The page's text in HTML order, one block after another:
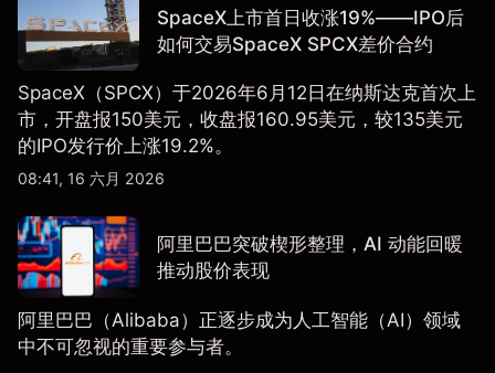
SpaceX上市首日收涨19%——IPO后
如何交易SpaceX SPCX差价合约
SpaceX（SPCX）于2026年6月12日在纳斯达克首次上
市，开盘报150美元，收盘报160.95美元，较135美元
的IPO发行价上涨19.2%。
08:41, 16 六月 2026
阿里巴巴突破楔形整理，AI 动能回暖
推动股价表现
阿里巴巴（Alibaba）正逐步成为人工智能（AI）领域
中不可忽视的重要参与者。